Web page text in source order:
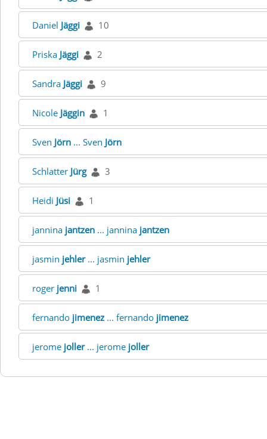
Daniel Jäggi 10
Priska Jäggi 2
Sandra Jäggi 9
Nicole Jäggin 1
Sven Jörn ... Sven Jörn
Schlatter Jürg 3
Heidi Jüsi 1
jannina jantzen ... jannina jantzen
jasmin jehler... jasmin jehler
roger jenni 1
fernando jimenez ... fernando jimenez
jerome joller... jerome joller